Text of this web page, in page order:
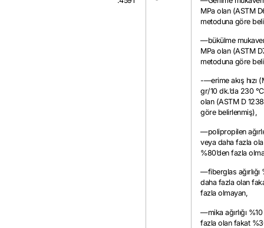
MPa olan (ASTM
metoduna göre
—bükülme
MPa olan (ASTM
metoduna göre
-—erime akış hızı
gr/10 dk.’da 230
olan (ASTM D
göre belirlenmiş),
—polipropilen
veya daha fazla
%80’den fazla
—fiberglas ağırlığı
daha fazla olan
fazla olmayan,
—mika ağırlığı
fazla olan fakat